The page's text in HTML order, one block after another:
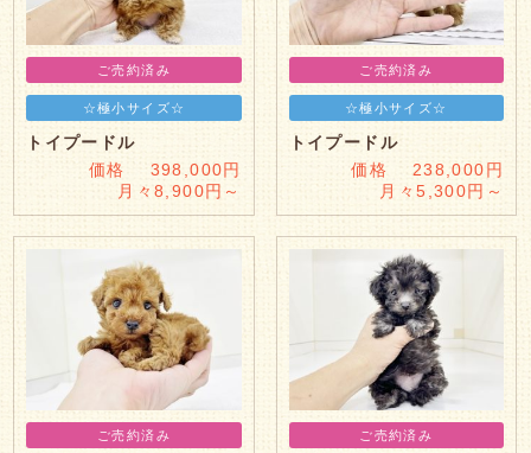
ご売約済み
☆極小サイズ☆
トイプードル
価格 398,000円
月々8,900円～
ご売約済み
☆極小サイズ☆
トイプードル
価格 238,000円
月々5,300円～
ご売約済み ご売約済み